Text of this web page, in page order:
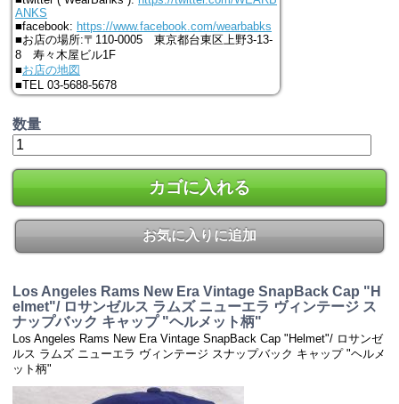
ANKS
■facebook: https://www.facebook.com/wearbabks
■お店の場所:〒110-0005 東京都台東区上野3-13-
8 寿々木屋ビル1F
■お店の地図
■TEL 03-5688-5678
数量
カゴに入れる
お気に入りに追加
Los Angeles Rams New Era Vintage SnapBack Cap "H
elmet"/ ロサンゼルス ラムズ ニューエラ ヴィンテージ ス
ナップバック キャップ "ヘルメット柄"
Los Angeles Rams New Era Vintage SnapBack Cap "Helmet"/ ロサンゼ
ルス ラムズ ニューエラ ヴィンテージ スナップバック キャップ "ヘルメ
ット柄"